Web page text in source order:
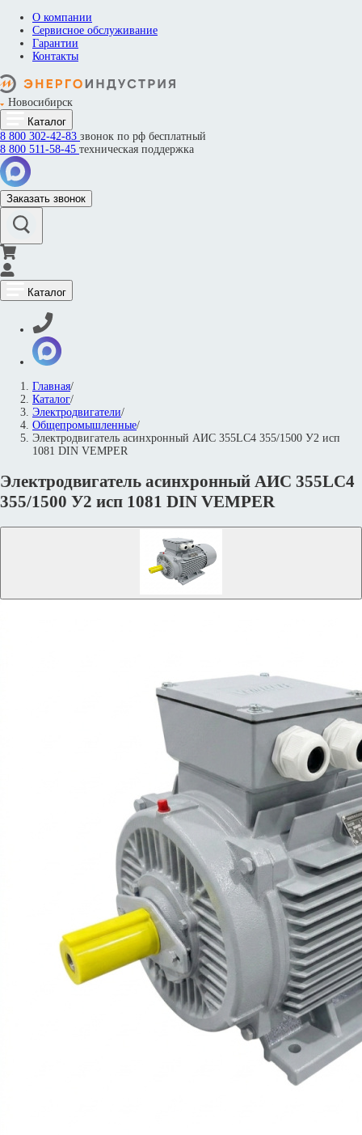
О компании
Сервисное обслуживание
Гарантии
Контакты
Новосибирск
Каталог
8 800 302-42-83 звонок по рф бесплатный
8 800 511-58-45 техническая поддержка
Заказать звонок
Каталог
Главная/
Каталог/
Электродвигатели/
Общепромышленные/
Электродвигатель асинхронный АИС 355LС4 355/1500 У2 исп
1081 DIN VEMPER
Электродвигатель асинхронный АИС 355LС4
355/1500 У2 исп 1081 DIN VEMPER